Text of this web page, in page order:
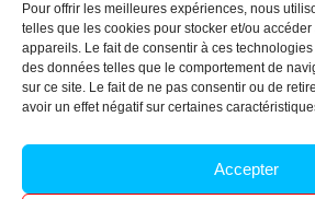
Pour offrir les meilleures expériences, nous
telles que les cookies pour stocker et/ou
appareils. Le fait de consentir à ces
des données telles que le comportement de
sur ce site. Le fait de ne pas consentir ou de
avoir un effet négatif sur certaines
Accepter
Archives n-6